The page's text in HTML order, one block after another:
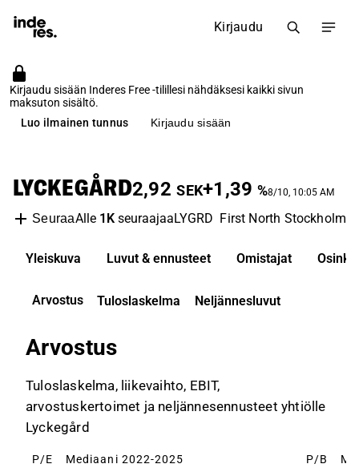
Kirjaudu
Kirjaudu sisään Inderes Free -tilillesi nähdäksesi kaikki sivun
maksuton sisältö.
Luo ilmainen tunnus
Kirjaudu sisään
LYCKEGÅRD2,92 SEK+1,39 %8/10, 10:05 AM
SeuraaAlle 1KseuraajaaLYGRD First North Stockholm
Yleiskuva Luvut & ennusteet Omistajat Osinko
Arvostus Tuloslaskelma Neljännesluvut
Arvostus
Tuloslaskelma, liikevaihto, EBIT,
arvostuskertoimet ja neljännesennusteet yhtiölle
Lyckegård
P/E Mediaani 2022-2025 P/B